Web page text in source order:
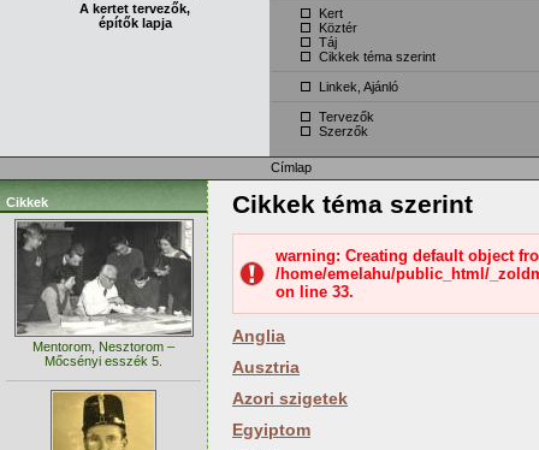
A kertet tervezők,
építők lapja
Kert
Köztér
Táj
Cikkek téma szerint
Linkek, Ajánló
Tervezők
Szerzők
Címlap
Cikkek
Mentorom, Nesztorom –
Mőcsényi esszék 5.
Cikkek téma szerint
warning: Creating default object
/home/emelahu/public_html/
on line 33.
Anglia
Ausztria
Azori szigetek
Egyiptom